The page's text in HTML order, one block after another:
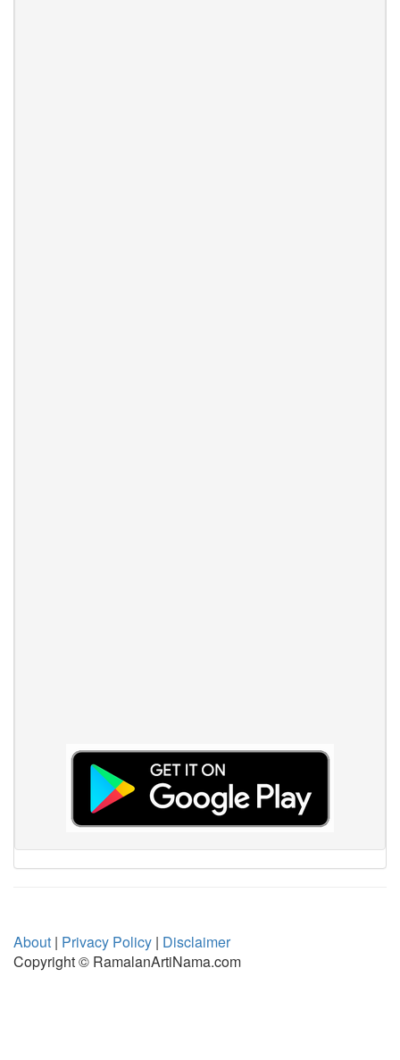
About | Privacy Policy | Disclaimer
Copyright © RamalanArtiNama.com